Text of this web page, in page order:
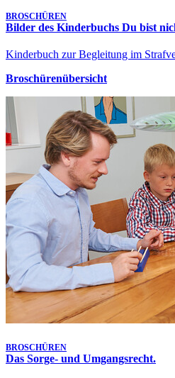
BROSCHÜREN
Bilder des Kinderbuchs Du bist
Kinderbuch zur Begleitung im
Broschürenübersicht
BROSCHÜREN
Das Sorge- und Umgangsrecht.